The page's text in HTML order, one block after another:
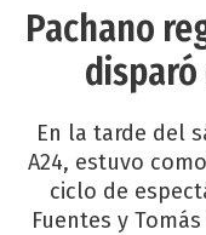
Pachano
En la tarde del
A24, estuvo
ciclo de
Fuentes y